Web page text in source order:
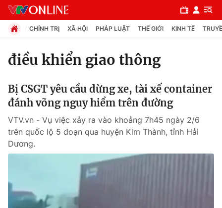
Chuyên mục
Chính trị
Xã hội
Pháp luật
Y tế
CHÍNH TRỊ XÃ HỘI PHÁP LUẬT THẾ GIỚI KINH TẾ
điều khiển giao thông
Bị CSGT yêu cầu dừng xe, tài xế container
đánh võng nguy hiểm trên đường
VTV.vn - Vụ việc xảy ra vào khoảng 7h45 ngày 2/6
trên quốc lộ 5 đoạn qua huyện Kim Thành, tỉnh Hải
Dương.